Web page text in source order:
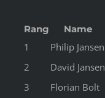
Rang Name
1 Philip Jansen
2
David Jansen
3
Florian Bolt